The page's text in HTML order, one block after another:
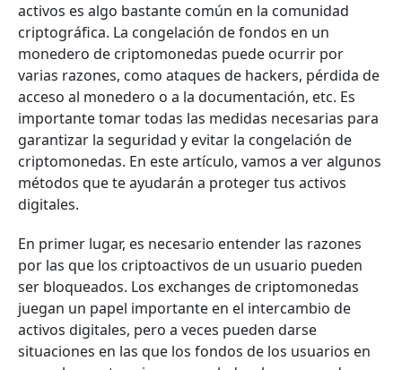
activos es algo bastante común en la comunidad
criptográfica. La congelación de fondos en un
monedero de criptomonedas puede ocurrir por
varias razones, como ataques de hackers, pérdida de
acceso al monedero o a la documentación, etc. Es
importante tomar todas las medidas necesarias para
garantizar la seguridad y evitar la congelación de
criptomonedas. En este artículo, vamos a ver algunos
métodos que te ayudarán a proteger tus activos
digitales.
En primer lugar, es necesario entender las razones
por las que los criptoactivos de un usuario pueden
ser bloqueados. Los exchanges de criptomonedas
juegan un papel importante en el intercambio de
activos digitales, pero a veces pueden darse
situaciones en las que los fondos de los usuarios en